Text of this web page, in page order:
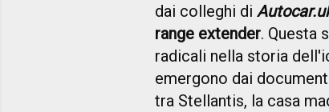
dai colleghi di
range extender. Questa
radicali nella storia
emergono dai
tra Stellantis, la casa